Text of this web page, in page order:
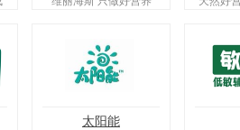
太阳能